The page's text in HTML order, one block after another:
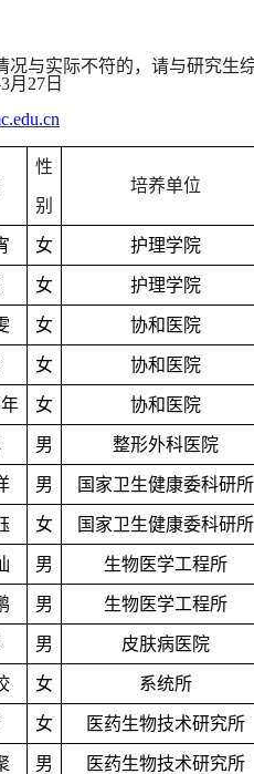
与实际不符的，请与研究生
3月 27 日
性
别
培养单位
女 护理学院
女 护理学院
女 协和医院
女 协和医院
女 协和医院
男 整形外科医院
男 国家卫生健康委科研所
女 国家卫生健康委科研所
男 生物医学工程所
男 生物医学工程所
男 皮肤病医院
女 系统所
女 医药生物技术研究所
男 医药生物技术研究所